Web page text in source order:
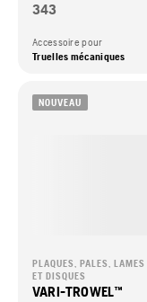
343
Accessoire pour
Truelles mécaniques
NOUVEAU
PLAQUES, PALES, LAMES
ET DISQUES
VARI-TROWEL™